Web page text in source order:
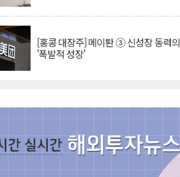
[홍콩 대장주] 메이퇀 ③ 신성장 동력의
'폭발적 성장'